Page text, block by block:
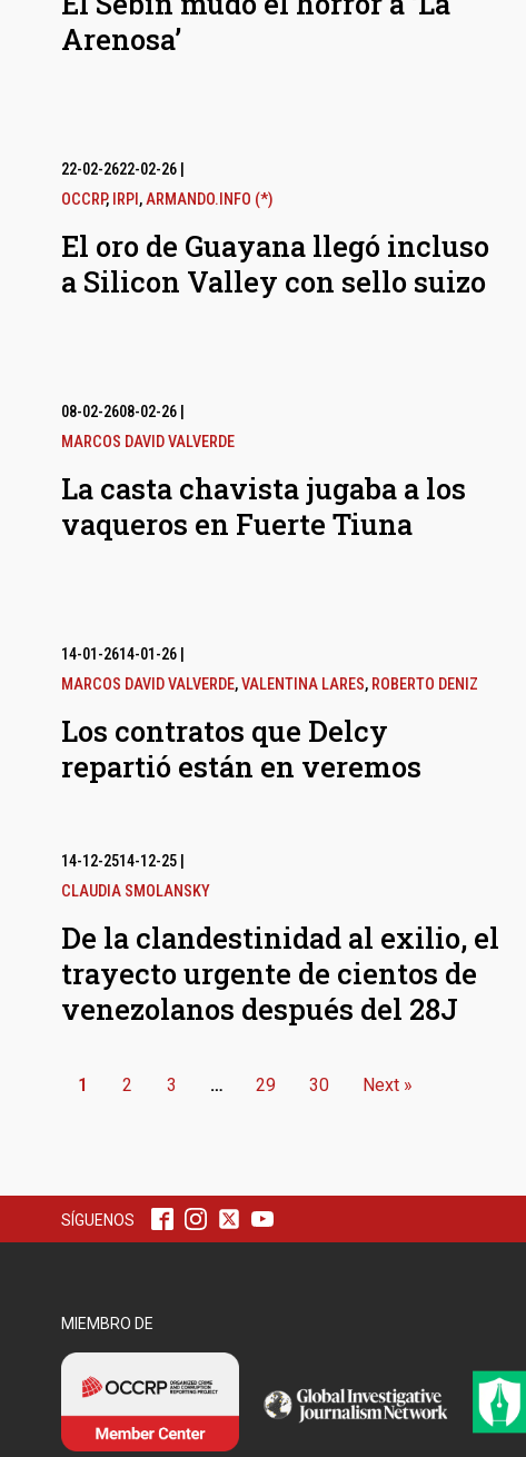
Arenosa’
22-02-2622-02-26|
OCCRP, IRPI ,ARMANDO.INFO (*)
El oro de Guayana llegó incluso
a Silicon Valley con sello suizo
08-02-2608-02-26|
MARCOS DAVID VALVERDE
La casta chavista jugaba a los
vaqueros en Fuerte Tiuna
14-01-2614-01-26|
MARCOS DAVID VALVERDE,VALENTINA LARES, ROBERTO DENIZ
Los contratos que Delcy
repartió están en veremos
14-12-2514-12-25|
CLAUDIA SMOLANSKY
De la clandestinidad al exilio, el
trayecto urgente de cientos de
venezolanos después del 28J
1 2 3 … 29 30 Next »
SÍGUENOS
MIEMBRO DE